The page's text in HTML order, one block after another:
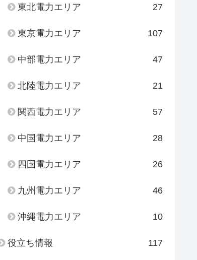
東北電力エリア 27
東京電力エリア 107
中部電力エリア 47
北陸電力エリア 21
関西電力エリア 57
中国電力エリア 28
四国電力エリア 26
九州電力エリア 46
沖縄電力エリア 10
役立ち情報 117